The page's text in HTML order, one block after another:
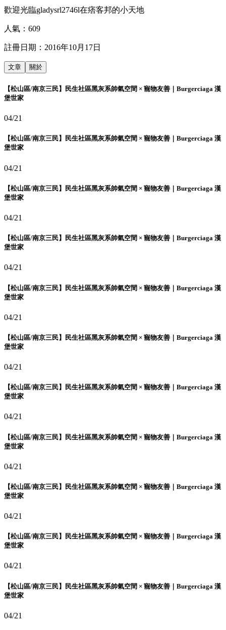
歡迎光臨gladysrl2746l在痞客邦的小天地
人氣： 609
註冊日期： 2016年10月17日
文章 關於
【松山區/南京三民】民生社區黑灰系帥氣空間 × 寵物友善｜Burgerciaga 漢
堡世家
04/21
【松山區/南京三民】民生社區黑灰系帥氣空間 × 寵物友善｜Burgerciaga 漢
堡世家
04/21
【松山區/南京三民】民生社區黑灰系帥氣空間 × 寵物友善｜Burgerciaga 漢
堡世家
04/21
【松山區/南京三民】民生社區黑灰系帥氣空間 × 寵物友善｜Burgerciaga 漢
堡世家
04/21
【松山區/南京三民】民生社區黑灰系帥氣空間 × 寵物友善｜Burgerciaga 漢
堡世家
04/21
【松山區/南京三民】民生社區黑灰系帥氣空間 × 寵物友善｜Burgerciaga 漢
堡世家
04/21
【松山區/南京三民】民生社區黑灰系帥氣空間 × 寵物友善｜Burgerciaga 漢
堡世家
04/21
【松山區/南京三民】民生社區黑灰系帥氣空間 × 寵物友善｜Burgerciaga 漢
堡世家
04/21
【松山區/南京三民】民生社區黑灰系帥氣空間 × 寵物友善｜Burgerciaga 漢
堡世家
04/21
【松山區/南京三民】民生社區黑灰系帥氣空間 × 寵物友善｜Burgerciaga 漢
堡世家
04/21
【松山區/南京三民】民生社區黑灰系帥氣空間 × 寵物友善｜Burgerciaga 漢
堡世家
04/21